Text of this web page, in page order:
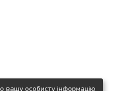
вашу особисту інформацію